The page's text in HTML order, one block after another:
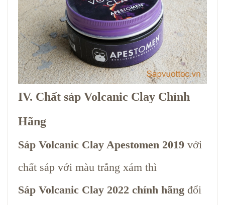
IV. Chất sáp Volcanic Clay Chính
Hãng
Sáp Volcanic Clay Apestomen 2019 với
chất sáp với màu trắng xám thì
Sáp Volcanic Clay 2022 chính hãng đổi